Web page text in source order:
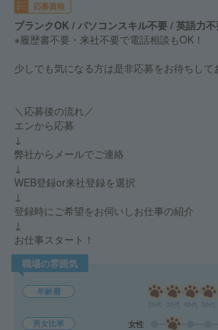
応募資格
ブランクOK / パソコンスキル不要 / 英語力
※履歴書不要・来社不要で電話相談もOK！
少しでも気になる方は是非応募をお待ちして
＼応募後の流れ／
エンから応募
↓
弊社からメールでご連絡
↓
WEB登録or来社登録を選択
↓
登録時にご希望をお伺いしお仕事の紹介
↓
お仕事スタート！
職場の雰囲気
年齢層
男女比率 女性